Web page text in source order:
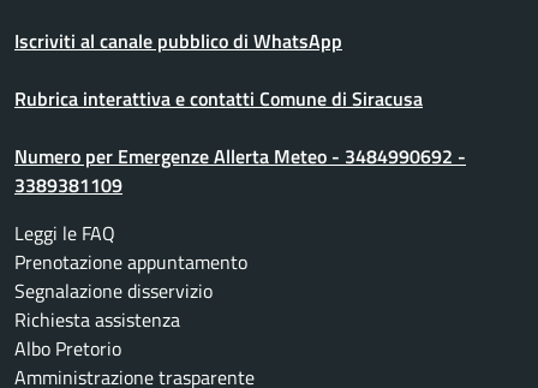
Iscriviti al canale pubblico di WhatsApp
Rubrica interattiva e contatti Comune di Siracusa
Numero per Emergenze Allerta Meteo - 3484990692 -
3389381109
Leggi le FAQ
Prenotazione appuntamento
Segnalazione disservizio
Richiesta assistenza
Albo Pretorio
Amministrazione trasparente